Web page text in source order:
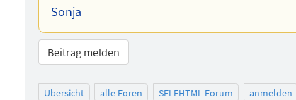
Sonja
Beitrag melden
Übersicht alle Foren SELFHTML-Forum anmelden